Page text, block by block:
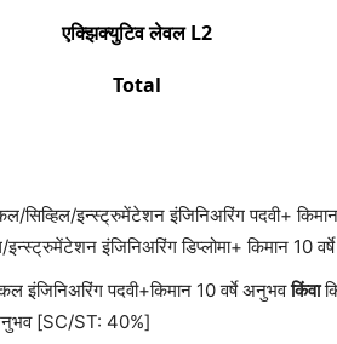
एक्झिक्युटिव लेवल L2
Total
सिव्हिल/इन्स्ट्रुमेंटेशन इंजिनिअरिंग पदवी+
इंजिनिअरिंग डिप्लोमा+ किमान 10
इंजिनिअरिंग पदवी+किमान 10 वर्षे अनुभवकिंवा
अनुभव [SC/ST: 40%]